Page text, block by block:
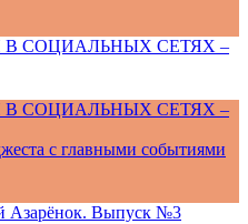
СОЦИАЛЬНЫХ СЕТЯХ –
СОЦИАЛЬНЫХ СЕТЯХ –
с главными событиями
Азарёнок. Выпуск №3